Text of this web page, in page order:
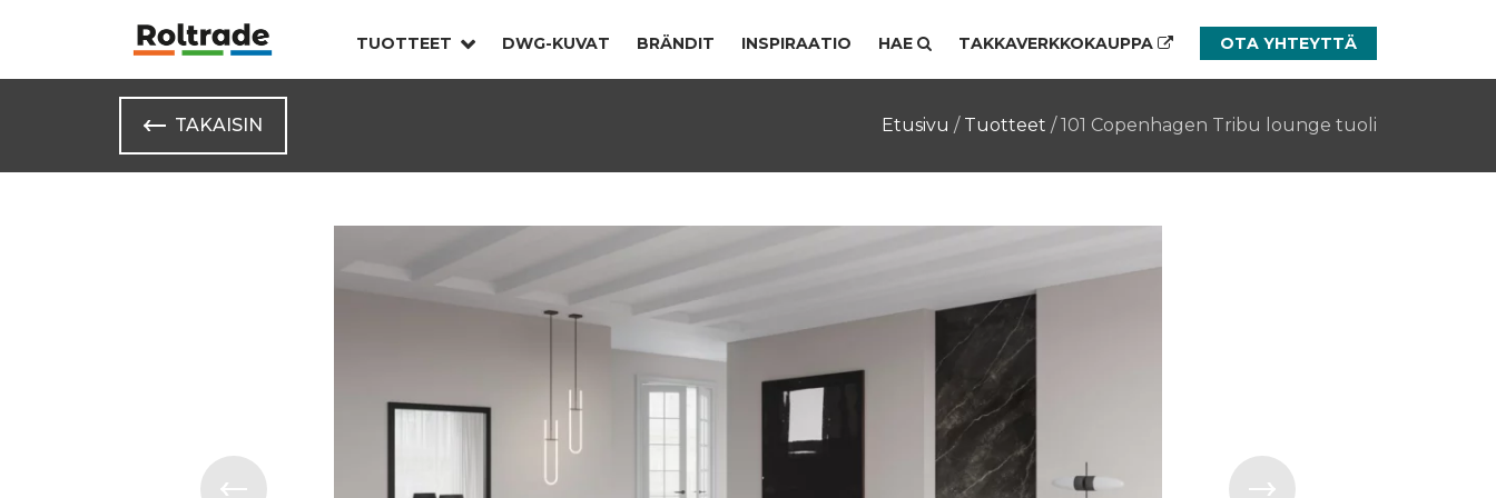
TUOTTEET DWG-KUVAT BRÄNDIT INSPIRAATIO HAE TAKKAVERKKOKAUPPA OTA YHTEYTTÄ
TAKAISIN Etusivu / Tuotteet /101 Copenhagen Tribu lounge tuoli